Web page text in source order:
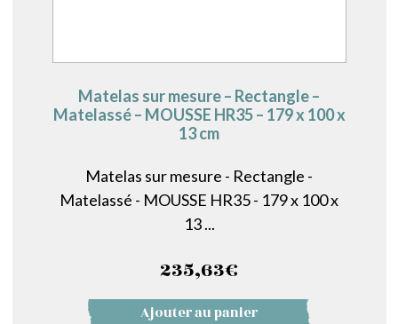
Matelas sur mesure – Rectangle –
Matelassé – MOUSSE HR35 – 179 x 100 x
13 cm
Matelas sur mesure - Rectangle -
Matelassé - MOUSSE HR35 - 179 x 100 x
13 ...
235,63€
Ajouter au panier